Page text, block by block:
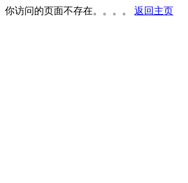
你访问的页面不存在。。。。 返回主页